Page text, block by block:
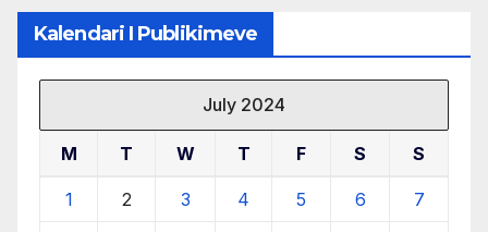
Kalendari I Publikimeve
July 2024
M T W T F S S
1 2 3 4 5 6 7